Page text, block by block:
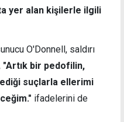
yer alan kişilerle ilgili
O'Donnell, saldırı
"Artık bir pedofilin,
suçlarla ellerimi
ifadelerini de